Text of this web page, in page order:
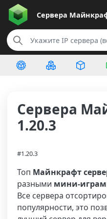
Сервера
Сервера
1.20.3
#1.20.3
Топ Майнкрафт
разными мини-
Все сервера
популярности, это